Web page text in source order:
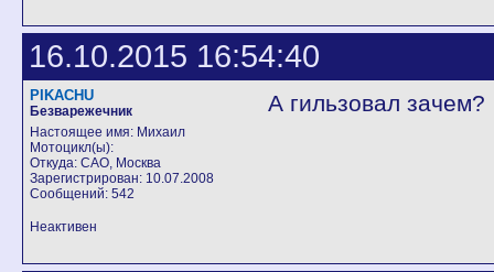
16.10.2015 16:54:40
PIKACHU
Безварежечник
Настоящее имя: Михаил
Мотоцикл(ы):
Откуда: САО, Москва
Зарегистрирован: 10.07.2008
Сообщений: 542
А гильзовал зачем?
Неактивен